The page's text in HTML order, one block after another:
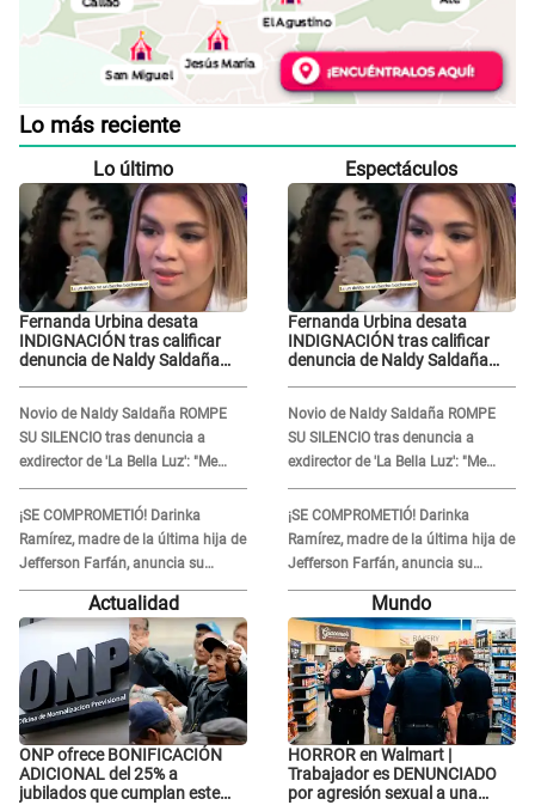
Lo más reciente
Lo último
Fernanda Urbina desata
INDIGNACIÓN tras calificar
denuncia de Naldy Saldaña
Novio de Naldy Saldaña ROMPE
SU SILENCIO tras denuncia a
exdirector de 'La Bella Luz': "Me
basta con que ella esté bien"
¡SE COMPROMETIÓ! Darinka
Ramírez, madre de la última hija de
Jefferson Farfán, anuncia su
compromiso: "Sí, para siempre"
Espectáculos
Fernanda Urbina desata
INDIGNACIÓN tras calificar
denuncia de Naldy Saldaña
Novio de Naldy Saldaña ROMPE
SU SILENCIO tras denuncia a
exdirector de 'La Bella Luz': "Me
basta con que ella esté bien"
¡SE COMPROMETIÓ! Darinka
Ramírez, madre de la última hija de
Jefferson Farfán, anuncia su
compromiso: "Sí, para siempre"
Actualidad
ONP ofrece BONIFICACIÓN
ADICIONAL del 25% a
jubilados que cumplan este
Mundo
HORROR en Walmart |
Trabajador es DENUNCIADO
por agresión sexual a una